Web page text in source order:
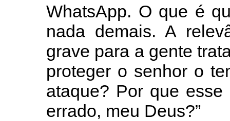
WhatsApp. O que é
nada demais. A
grave para a gente
proteger o senhor o
ataque? Por que
errado, meu Deus?”